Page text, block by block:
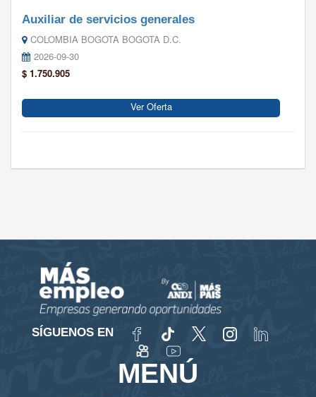
Auxiliar de servicios generales
COLOMBIA BOGOTA BOGOTA D.C.
2026-09-30
$ 1.750.905
Ver Oferta
SÍGUENOS EN
MENÚ